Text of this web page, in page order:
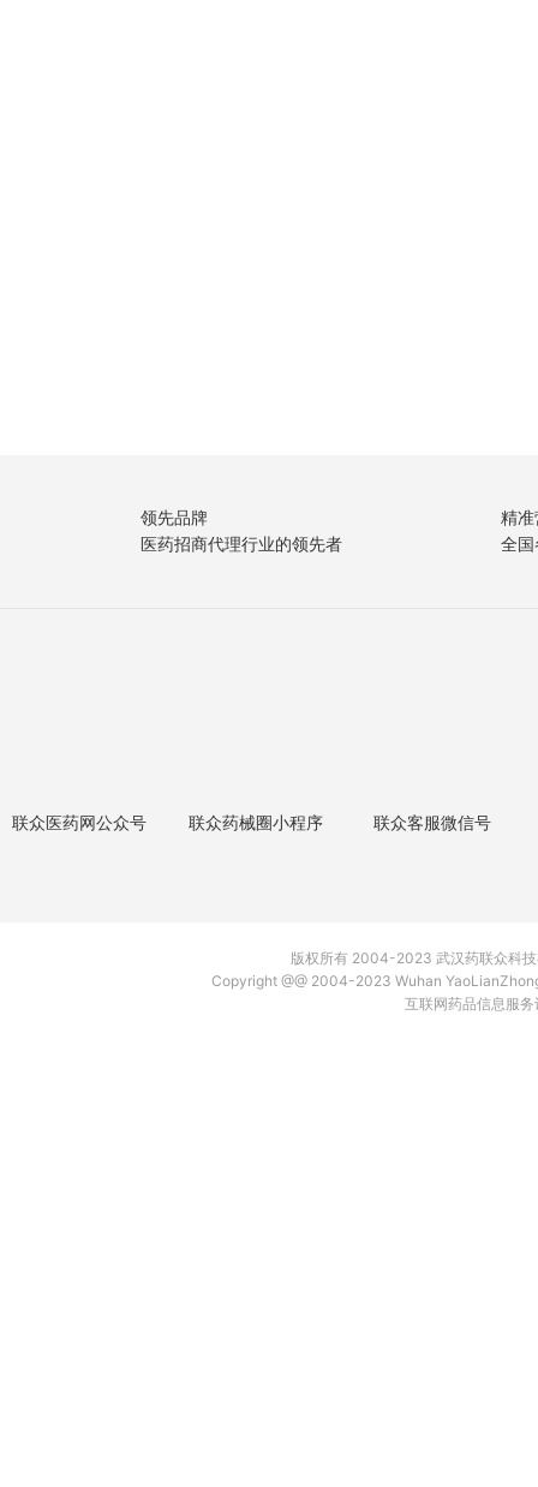
领先品牌
医药招商代理行业的领先者
精
全
联众医药网公众号 联众药械圈小程序 联众客服微信号
版权所有 2004-2023 武汉药联众科
Copyright @@ 2004-2023 Wuhan
互联网药品信息服